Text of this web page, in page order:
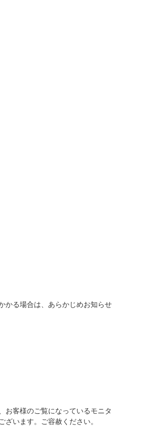
かる場合は、あらかじめお知らせ
お客様のご覧になっているモニタ
います。ご容赦ください。